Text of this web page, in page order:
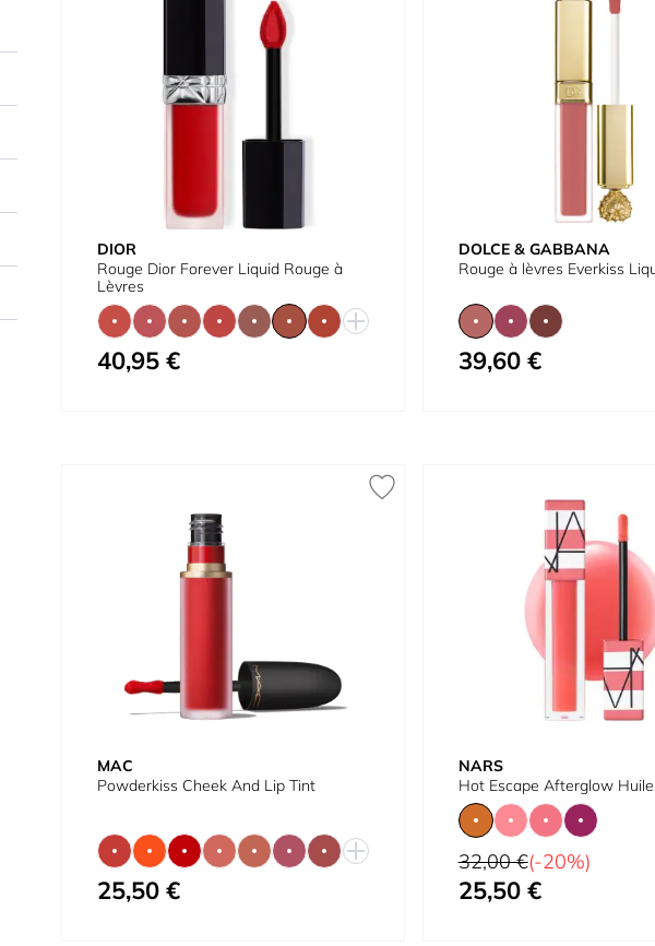
DIOR
Rouge Dior Forever Liquid Rouge à
Lèvres
À partir de
40,95 €
DOLCE & GABBANA
Rouge à lèvres Everkiss
À partir de
39,60 €
MAC
Powderkiss Cheek And Lip Tint
À partir de
25,50 €
NARS
Hot Escape Afterglow
Prix normal
32,00 €(-20%)
À partir de
25,50 €